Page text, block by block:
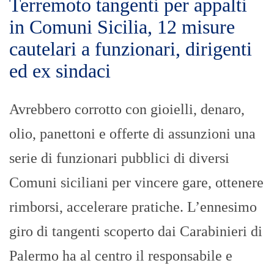
Terremoto tangenti per appalti
in Comuni Sicilia, 12 misure
cautelari a funzionari, dirigenti
ed ex sindaci
Avrebbero corrotto con gioielli, denaro,
olio, panettoni e offerte di assunzioni una
serie di funzionari pubblici di diversi
Comuni siciliani per vincere gare, ottenere
rimborsi, accelerare pratiche. L’ennesimo
giro di tangenti scoperto dai Carabinieri di
Palermo ha al centro il responsabile e